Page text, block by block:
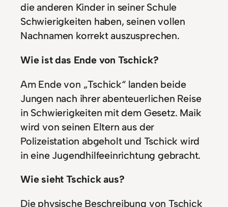
die anderen Kinder in seiner Schule
Schwierigkeiten haben, seinen vollen
Nachnamen korrekt auszusprechen.
Wie ist das Ende von Tschick?
Am Ende von „Tschick“ landen beide
Jungen nach ihrer abenteuerlichen Reise
in Schwierigkeiten mit dem Gesetz. Maik
wird von seinen Eltern aus der
Polizeistation abgeholt und Tschick wird
in eine Jugendhilfeeinrichtung gebracht.
Wie sieht Tschick aus?
Die physische Beschreibung von Tschick